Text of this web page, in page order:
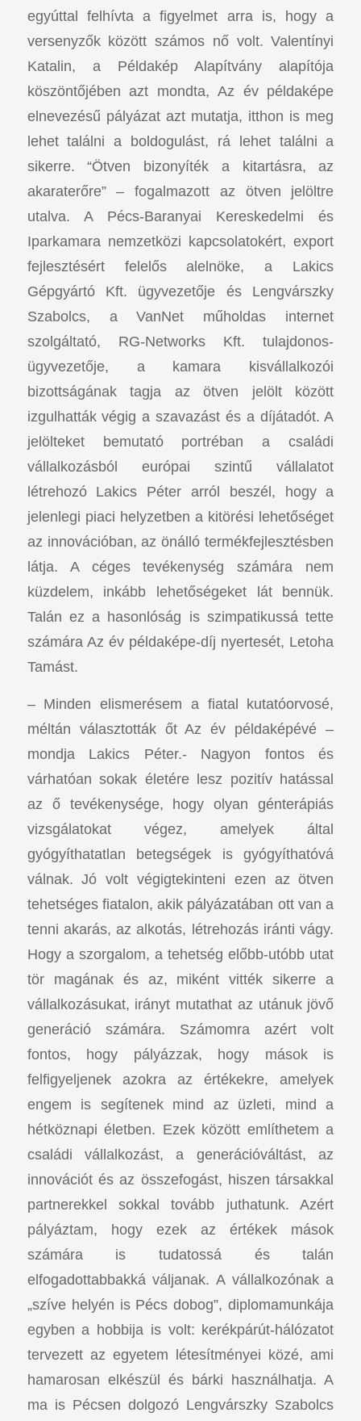
egyúttal felhívta a figyelmet arra is, hogy a
versenyzők között számos nő volt. Valentínyi
Katalin, a Példakép Alapítvány alapítója
köszöntőjében azt mondta, Az év példaképe
elnevezésű pályázat azt mutatja, itthon is meg
lehet találni a boldogulást, rá lehet találni a
sikerre. “Ötven bizonyíték a kitartásra, az
akaraterőre” – fogalmazott az ötven jelöltre
utalva. A Pécs-Baranyai Kereskedelmi és
Iparkamara nemzetközi kapcsolatokért, export
fejlesztésért felelős alelnöke, a Lakics
Gépgyártó Kft. ügyvezetője és Lengvárszky
Szabolcs, a VanNet műholdas internet
szolgáltató, RG-Networks Kft. tulajdonos-
ügyvezetője, a kamara kisvállalkozói
bizottságának tagja az ötven jelölt között
izgulhatták végig a szavazást és a díjátadót. A
jelölteket bemutató portréban a családi
vállalkozásból európai szintű vállalatot
létrehozó Lakics Péter arról beszél, hogy a
jelenlegi piaci helyzetben a kitörési lehetőséget
az innovációban, az önálló termékfejlesztésben
látja. A céges tevékenység számára nem
küzdelem, inkább lehetőségeket lát bennük.
Talán ez a hasonlóság is szimpatikussá tette
számára Az év példaképe-díj nyertesét, Letoha
Tamást.
– Minden elismerésem a fiatal kutatóorvosé,
méltán választották őt Az év példaképévé –
mondja Lakics Péter.- Nagyon fontos és
várhatóan sokak életére lesz pozitív hatással
az ő tevékenysége, hogy olyan génterápiás
vizsgálatokat végez, amelyek által
gyógyíthatatlan betegségek is gyógyíthatóvá
válnak. Jó volt végigtekinteni ezen az ötven
tehetséges fiatalon, akik pályázatában ott van a
tenni akarás, az alkotás, létrehozás iránti vágy.
Hogy a szorgalom, a tehetség előbb-utóbb utat
tör magának és az, miként vitték sikerre a
vállalkozásukat, irányt mutathat az utánuk jövő
generáció számára. Számomra azért volt
fontos, hogy pályázzak, hogy mások is
felfigyeljenek azokra az értékekre, amelyek
engem is segítenek mind az üzleti, mind a
hétköznapi életben. Ezek között említhetem a
családi vállalkozást, a generációváltást, az
innovációt és az összefogást, hiszen társakkal
partnerekkel sokkal tovább juthatunk. Azért
pályáztam, hogy ezek az értékek mások
számára is tudatossá és talán
elfogadottabbakká váljanak. A vállalkozónak a
„szíve helyén is Pécs dobog”, diplomamunkája
egyben a hobbija is volt: kerékpárút-hálózatot
tervezett az egyetem létesítményei közé, ami
hamarosan elkészül és bárki használhatja. A
ma is Pécsen dolgozó Lengvárszky Szabolcs